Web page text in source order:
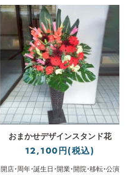
おまかせデザインスタンド花
12,100円(税込)
開店・周年・誕生日・開業・開院・移転・公演